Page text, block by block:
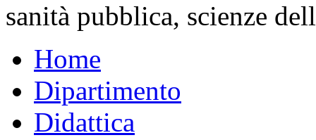
sanità pubblica, scienze
Home
Dipartimento
Didattica